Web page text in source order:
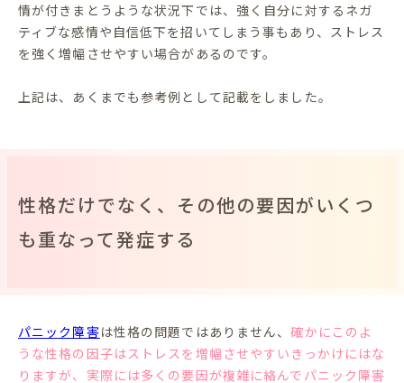
情が付きまとうような状況下では、強く自分に対するネガ
ティブな感情や自信低下を招いてしまう事もあり、ストレス
を強く増幅させやすい場合があるのです。
上記は、あくまでも参考例として記載をしました。
性格だけでなく、その他の要因がいくつ
も重なって発症する
パニック障害は性格の問題ではありません、確かにこのよ
うな性格の因子はストレスを増幅させやすいきっかけにはな
りますが、実際には多くの要因が複雑に絡んでパニック障害